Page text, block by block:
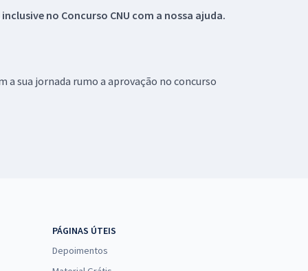
no Concurso CNU com a nossa ajuda.
a sua jornada rumo a aprovação no concurso
PÁGINAS ÚTEIS
Depoimentos